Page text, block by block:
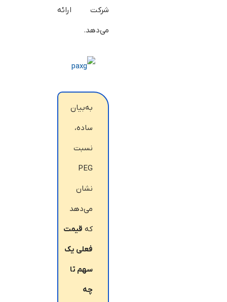
شرکت ارائه
می‌دهد.
به‌بیان
ساده،
نسبت
PEG
نشان
می‌دهد
که قیمت
فعلی یک
سهم تا
چه